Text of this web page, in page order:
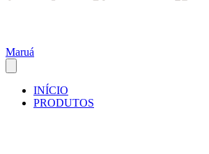
Maruá
INÍCIO
PRODUTOS